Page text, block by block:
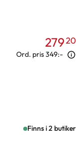
27920
Ord. pris349:-
Finns i 2 butiker